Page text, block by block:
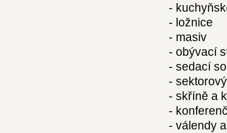
-
- ložnice
- masiv
- obývací
- sedací
-
- skříně a
-
- válendy